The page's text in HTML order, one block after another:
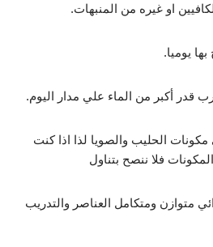
او غيره من المنبهات.
يوميا.
أكبر من الماء علي مدار اليوم.
الحليب والصويا لذا اذا كنت
فلا ننصح بتناول
متوازن ومتكامل العناصر والتدريب